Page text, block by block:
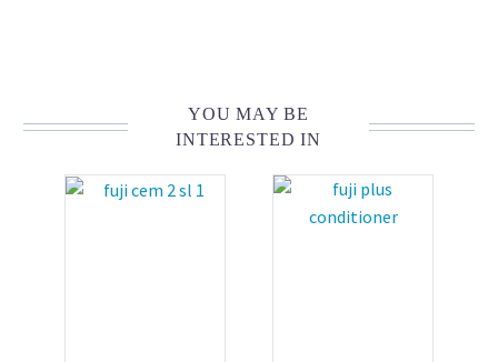
YOU MAY BE
INTERESTED IN